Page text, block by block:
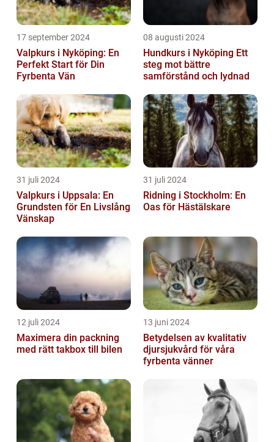
17 september 2024
Valpkurs i Nyköping: En
Perfekt Start för Din
Fyrbenta Vän
08 augusti 2024
Hundkurs i Nyköping Ett
steg mot bättre
samförstånd och lydnad
31 juli 2024
Valpkurs i Uppsala: En
Grundsten för En Livslång
Vänskap
31 juli 2024
Ridning i Stockholm: En
Oas för Hästälskare
12 juli 2024
Maximera din packning
med rätt takbox till bilen
13 juni 2024
Betydelsen av kvalitativ
djursjukvård för våra
fyrbenta vänner